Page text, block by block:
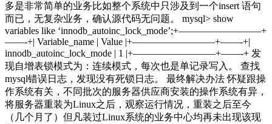
多是非常简单的业务比如整个系统中只涉及到一个insert 语句
而已，无复杂业务，确认源代码无问题。 mysql> show
variables like ‘innodb_autoinc_lock_mode’;+————————–+
——-+| Variable_name | Value |+————————–+——-+|
innodb_autoinc_lock_mode | 1 |+————————–+——-+ 发
现自增表锁模式为：连续模式，每次也是单记录写入。 查找
mysql错误日志，发现没有死锁日志。 最终解决办法 怀疑跟操
作系统有关，不同批次的服务器供应商安装的操作系统有异，
将服务器重装为Linux之后，观察运行情况，重装之后至今
（几个月了）但凡装过Linux系统的业务中心均再未出现该现